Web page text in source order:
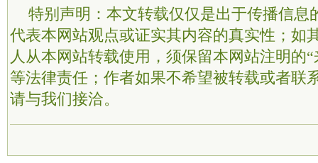
特别声明：本文转载仅仅是出于传播信息
代表本网站观点或证实其内容的真实性；如
人从本网站转载使用，须保留本网站注明的
等法律责任；作者如果不希望被转载或者联
请与我们接洽。